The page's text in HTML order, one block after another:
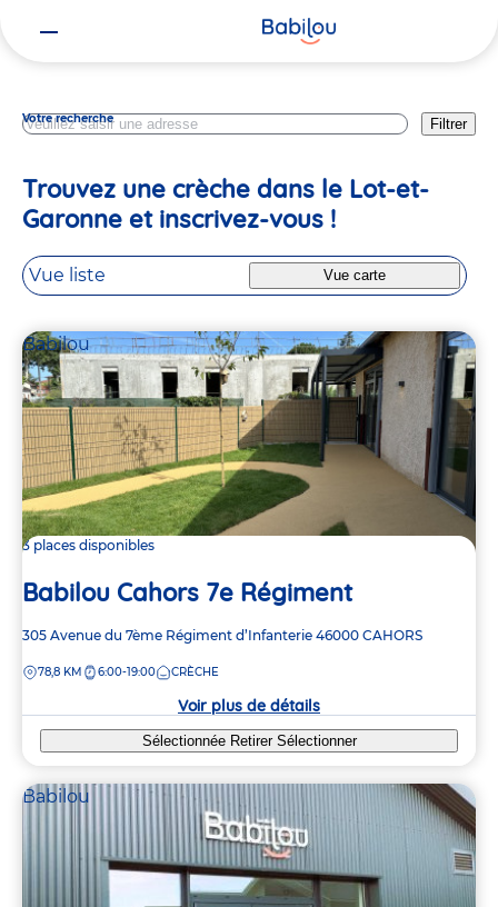
Votre recherche Filtrer
Trouvez une crèche dans le Lot-et-
Garonne et inscrivez-vous !
Vue liste Vue carte
Babilou
3 places disponibles
Babilou Cahors 7e Régiment
Adresse
la
305 Avenue du 7ème Régiment d’Infanterie 46000 CAHORS
DISTANCE
78,8 KM 6:00-19:00 CRÈCHE
Voir plus de détails
Sélectionnée Retirer Sélectionner
Babilou